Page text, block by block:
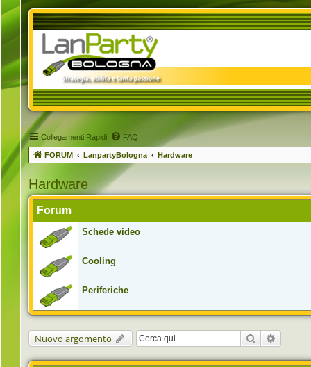
Collegamenti Rapidi FAQ
FORUM LanpartyBologna Hardware
Hardware
Forum
Schede video
Cooling
Periferiche
Nuovo argomento Cerca